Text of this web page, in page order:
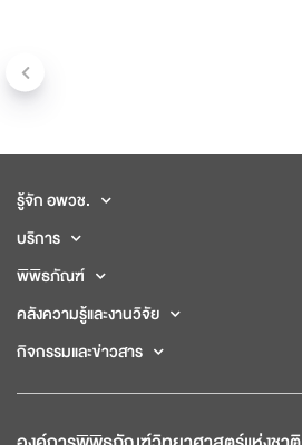
รู้จัก อพวช.
บริการ
พิพิธภัณฑ์
คลังความรู้และงานวิจัย
กิจกรรมและข่าวสาร